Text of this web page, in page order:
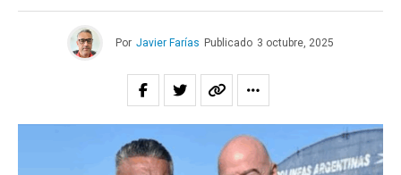
Por Javier Farías Publicado 3 octubre, 2025